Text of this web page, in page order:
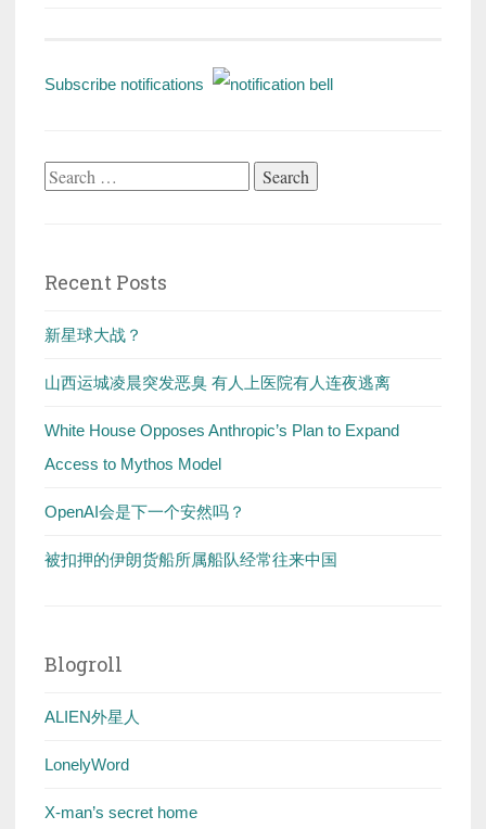
Subscribe notifications
Search
Recent Posts
新星球大战？
山西运城凌晨突发恶臭 有人上医院有人连夜逃离
White House Opposes Anthropic’s Plan to Expand
Access to Mythos Model
OpenAI会是下一个安然吗？
被扣押的伊朗货船所属船队经常往来中国
Blogroll
ALIEN外星人
LonelyWord
X-man’s secret home